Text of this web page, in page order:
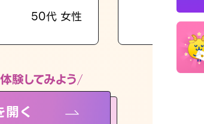
お知
50代 女性
験してみよう
く